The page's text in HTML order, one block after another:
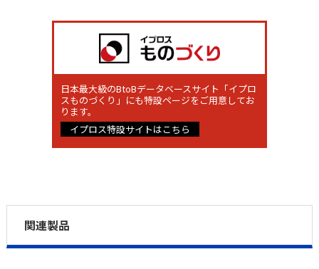
日本最大級のBtoBデータベースサイト「イプロ
スものづくり」にも特設ページをご用意してお
ります。
イプロス特設サイトはこちら
関連製品